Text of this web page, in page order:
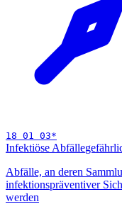
18 01 03*
Infektiöse Abfälle
Abfälle, an deren
infektionspräventiver
werden